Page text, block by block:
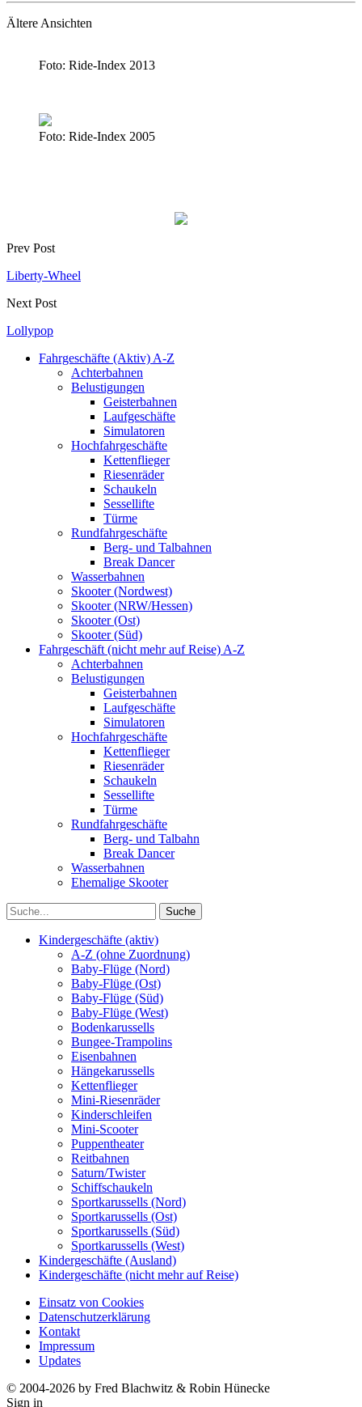
Ältere Ansichten
Foto: Ride-Index 2013
Foto: Ride-Index 2005
Prev Post
Liberty-Wheel
Next Post
Lollypop
Fahrgeschäfte (Aktiv) A-Z
Achterbahnen
Belustigungen
Geisterbahnen
Laufgeschäfte
Simulatoren
Hochfahrgeschäfte
Kettenflieger
Riesenräder
Schaukeln
Sessellifte
Türme
Rundfahrgeschäfte
Berg- und Talbahnen
Break Dancer
Wasserbahnen
Skooter (Nordwest)
Skooter (NRW/Hessen)
Skooter (Ost)
Skooter (Süd)
Fahrgeschäft (nicht mehr auf Reise) A-Z
Achterbahnen
Belustigungen
Geisterbahnen
Laufgeschäfte
Simulatoren
Hochfahrgeschäfte
Kettenflieger
Riesenräder
Schaukeln
Sessellifte
Türme
Rundfahrgeschäfte
Berg- und Talbahn
Break Dancer
Wasserbahnen
Ehemalige Skooter
Kindergeschäfte (aktiv)
A-Z (ohne Zuordnung)
Baby-Flüge (Nord)
Baby-Flüge (Ost)
Baby-Flüge (Süd)
Baby-Flüge (West)
Bodenkarussells
Bungee-Trampolins
Eisenbahnen
Hängekarussells
Kettenflieger
Mini-Riesenräder
Kinderschleifen
Mini-Scooter
Puppentheater
Reitbahnen
Saturn/Twister
Schiffschaukeln
Sportkarussells (Nord)
Sportkarussells (Ost)
Sportkarussells (Süd)
Sportkarussells (West)
Kindergeschäfte (Ausland)
Kindergeschäfte (nicht mehr auf Reise)
Einsatz von Cookies
Datenschutzerklärung
Kontakt
Impressum
Updates
© 2004-2026 by Fred Blachwitz & Robin Hünecke
Sign in